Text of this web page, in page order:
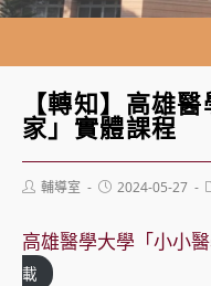
內
【轉知】高雄
家」實體課程
Post輔導室
Post2024-05-27
高雄醫學大學「小小
載